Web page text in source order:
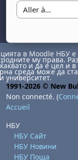
Aller à…
в Moodle НБУ е
му права.
и да е цел и
среда може да
университет.
1991-2026 © New
Non connecté. (
Accueil
НБУ
НБУ Сайт
НБУ Новини
НБУ Поща